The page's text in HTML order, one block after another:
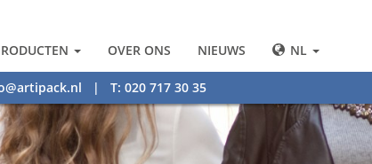
OVER ONS NIEUWS NL
| T: 020 717 30 35